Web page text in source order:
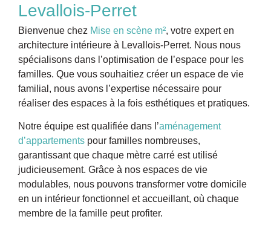
Levallois-Perret
Bienvenue chez Mise en scène m², votre expert en
architecture intérieure à Levallois-Perret. Nous nous
spécialisons dans l’optimisation de l’espace pour les
familles. Que vous souhaitiez créer un espace de vie
familial, nous avons l’expertise nécessaire pour
réaliser des espaces à la fois esthétiques et pratiques.
Notre équipe estqualifiée dans l’aménagement
d’appartements pour familles nombreuses,
garantissant que chaque mètre carré est utilisé
judicieusement. Grâce à nos espaces de vie
modulables, nous pouvons transformer votre domicile
en un intérieur fonctionnel et accueillant, où chaque
membre de la famille peut profiter.